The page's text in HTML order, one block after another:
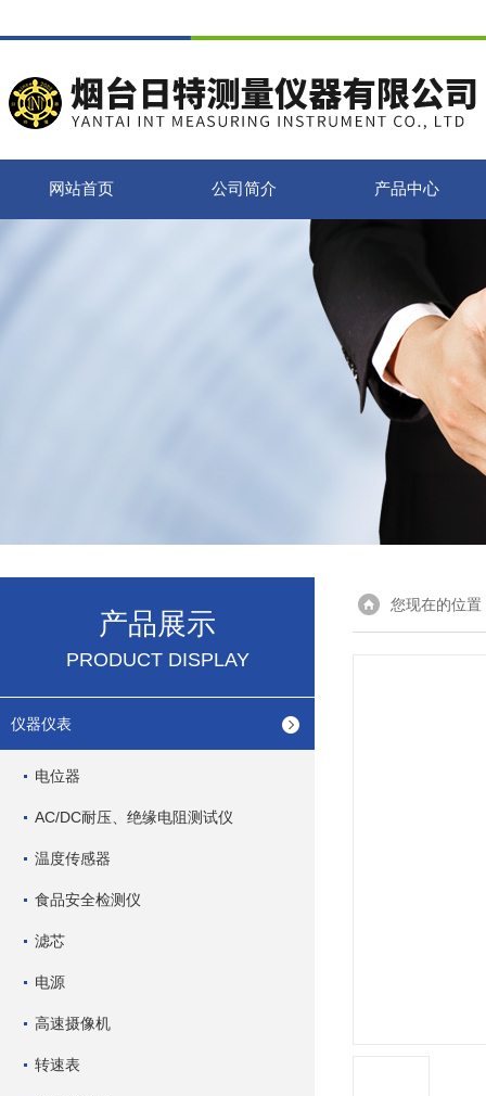
网站首页 公司简介 产品中心
产品展示
PRODUCT DISPLAY
仪器仪表
电位器
AC/DC耐压、绝缘电阻测试仪
温度传感器
食品安全检测仪
滤芯
电源
高速摄像机
转速表
您现在的位置